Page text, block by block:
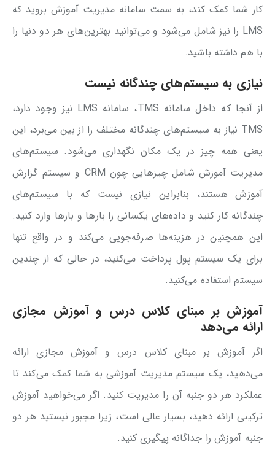
کار شما کمک کند، به سمت سامانه مدیریت آموزش بروید که
LMS را نیز شامل می‌شود و می‌توانید بهترین‌های هر دو دنیا را
با هم داشته باشید.
نیازی به سیستم‌های چندگانه نیست
از آنجا که داخل سامانه TMS، سامانه LMS نیز وجود دارد،
TMS نیاز به سیستم‌های چندگانه مختلف را از بین می‌برد، این
یعنی همه چیز در یک مکان نگهداری می‌شود. سیستم‌های
مدیریت آموزش شامل چیزهایی چون CRM و سیستم گزارش
آموزش هستند، بنابراین نیازی نیست که با سیستم‌های
چندگانه کار کنید و داده‌های یکسانی را بارها و بارها وارد کنید.
این همچنین در هزینه‌ها صرفه‌جویی می‌کند و در واقع تنها
برای یک سیستم پول پرداخت می‌کنید، در حالی که از چندین
سیستم استفاده می‌کنید.
آموزش بر مبنای کلاس درس و آموزش مجازی
ارائه می‌دهد
اگر آموزش بر مبنای کلاس درس و آموزش مجازی ارائه
می‌دهید، یک سیستم مدیریت آموزشی به شما کمک می‌کند تا
عملکرد هر دو جنبه آن را مدیریت کنید. اگر می‌خواهید آموزش
ترکیبی ارائه دهید، بسیار عالی است، زیرا مجبور نیستید هر دو
جنبه آموزش را جداگانه پیگیری کنید.